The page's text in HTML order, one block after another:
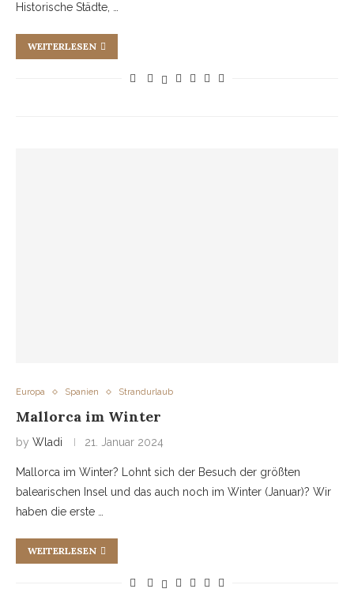
Historische Städte, …
WEITERLESEN
Europa Spanien Strandurlaub
Mallorca im Winter
by Wladi 21. Januar 2024
Mallorca im Winter? Lohnt sich der Besuch der größten
balearischen Insel und das auch noch im Winter (Januar)? Wir
haben die erste …
WEITERLESEN